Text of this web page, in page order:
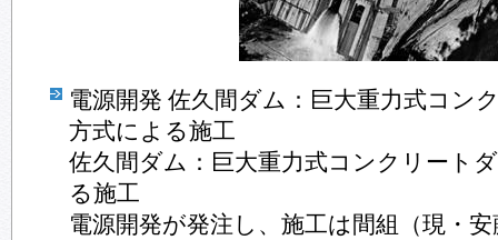
電源開発 佐久間ダム：巨大重力式コン
方式による施工
佐久間ダム：巨大重力式コンクリート
る施工
電源開発が発注し、施工は間組（現・